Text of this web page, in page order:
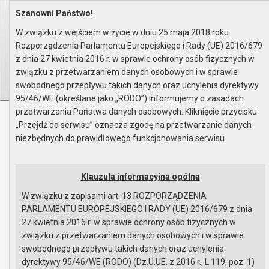
Home Organy Rada Miejska
Wyniki głosowania
Wyszukaj na stronie:
AAA
Biuletyn Informacji Publicznej
Urząd Miasta i Gminy w Gryfinie
Strona główna Mapa serwisu Aktualności
Redakcja Instrukcja korzystania Dostępność
Strona główna
Szanowni Państwo!
W związku z wejściem w życie w dniu 25 maja 2018 roku
Rozporządzenia Parlamentu Europejskiego i Rady (UE) 2016/679
z dnia 27 kwietnia 2016 r. w sprawie ochrony osób fizycznych w
związku z przetwarzaniem danych osobowych i w sprawie
swobodnego przepływu takich danych oraz uchylenia dyrektywy
95/46/WE (określane jako „RODO”) informujemy o zasadach
przetwarzania Państwa danych osobowych. Kliknięcie przycisku
„Przejdź do serwisu” oznacza zgodę na przetwarzanie danych
niezbędnych do prawidłowego funkcjonowania serwisu.
Klauzula informacyjna ogólna
W związku z zapisami art. 13 ROZPORZĄDZENIA
PARLAMENTU EUROPEJSKIEGO I RADY (UE) 2016/679 z dnia
27 kwietnia 2016 r. w sprawie ochrony osób fizycznych w
związku z przetwarzaniem danych osobowych i w sprawie
swobodnego przepływu takich danych oraz uchylenia
dyrektywy 95/46/WE (RODO) (Dz.U.UE. z 2016 r., L 119, poz. 1)